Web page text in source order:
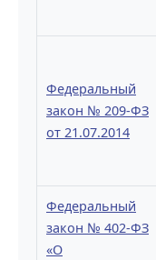
Федеральный
закон № 209-ФЗ
от 21.07.2014
Федеральный
закон № 402-ФЗ
«О